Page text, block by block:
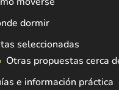
dormir
seleccionadas
Otras propuestas cerca
e información práctica